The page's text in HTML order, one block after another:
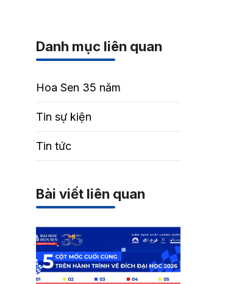
Danh mục liên quan
Hoa Sen 35 năm
Tin sự kiện
Tin tức
Bài viết liên quan